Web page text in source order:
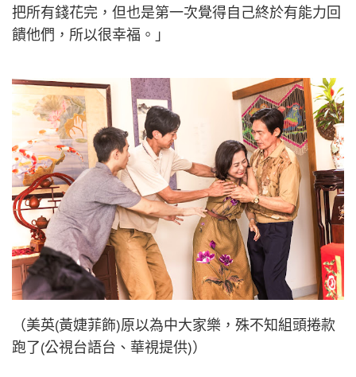
把所有錢花完，但也是第一次覺得自己終於有能力回
饋他們，所以很幸福。」
（美英(黃婕菲飾)原以為中大家樂，殊不知組頭捲款
跑了(公視台語台、華視提供)）